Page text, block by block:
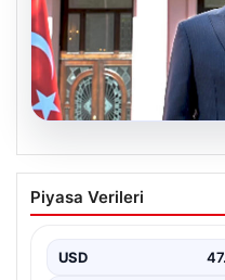
06.08.2026
Bakan Gürlek’ten
Açıklaması:
Adalet Bakanı Akın
Piyasa Verileri
USD